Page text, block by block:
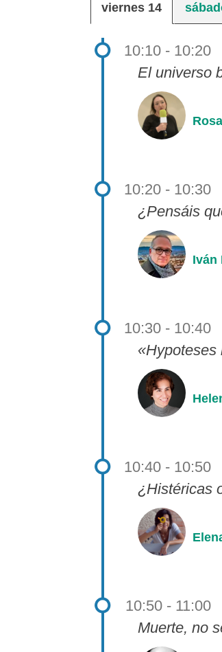
viernes 14
10:10 - 10:20
El universo
10:20 - 10:30
¿Pensáis
Iván
10:30 - 10:40
«Hypoteses
10:40 - 10:50
¿Histéricas
10:50 - 11:00
Muerte, no